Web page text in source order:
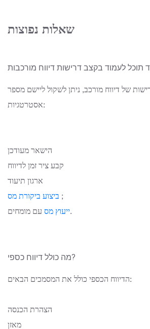
שאלות נפוצות
של דיווח מורכב, ניתן לשקול ליישם מספר
אסטרטגיות:
הישאר מעודכן
קבע ציר זמן לדיווח
ארגון תיעוד
ביצוע ביקורת מס ;
ייעוץ מסעם מומחים.
מה כולל דיווח כספי?
הדיווח הכספי כולל את המסמכים הבאים:
הצהרת הכנסה
מאזן